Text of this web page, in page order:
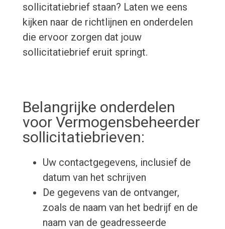
sollicitatiebrief staan? Laten we eens
kijken naar de richtlijnen en onderdelen
die ervoor zorgen dat jouw
sollicitatiebrief eruit springt.
Belangrijke onderdelen
voor Vermogensbeheerder
sollicitatiebrieven:
Uw contactgegevens, inclusief de
datum van het schrijven
De gegevens van de ontvanger,
zoals de naam van het bedrijf en de
naam van de geadresseerde